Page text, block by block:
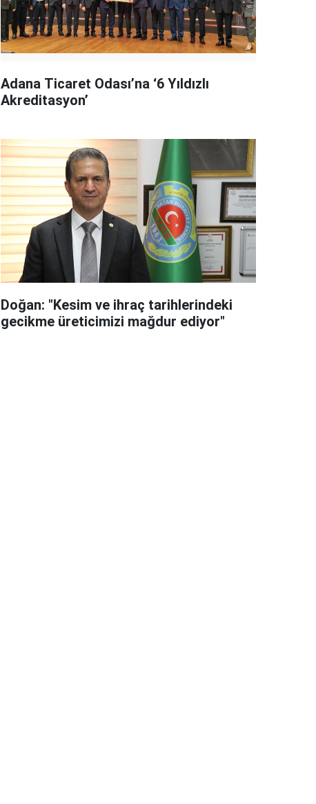
Adana Ticaret Odası’na ‘6 Yıldızlı
Akreditasyon’
Doğan: "Kesim ve ihraç tarihlerindeki
gecikme üreticimizi mağdur ediyor"